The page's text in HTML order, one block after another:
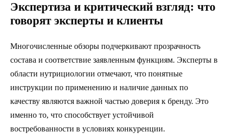
Экспертиза и критический взгляд: что
говорят эксперты и клиенты
Многочисленные обзоры подчеркивают прозрачность
состава и соответствие заявленным функциям. Эксперты в
области нутрициологии отмечают, что понятные
инструкции по применению и наличие данных по
качеству являются важной частью доверия к бренду. Это
именно то, что способствует устойчивой
востребованности в условиях конкуренции.